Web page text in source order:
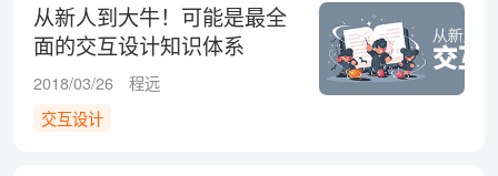
从新人到大牛！可能是最全
面的交互设计知识体系
2018/03/26
程远
交互设计